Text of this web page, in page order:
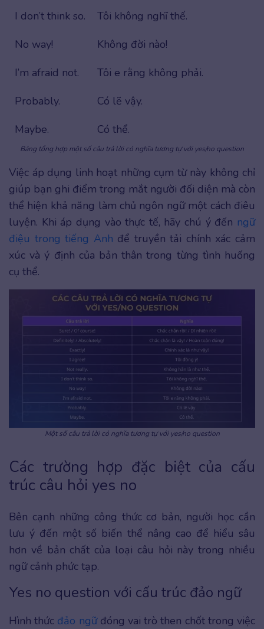
I don’t think so.
Tôi không nghĩ thế.
No way!
Không đời nào!
I’m afraid not.
Tôi e rằng không phải.
Probably.
Có lẽ vậy.
Maybe.
Có thể.
Bảng tổng hợp một số câu trả lời có nghĩa tương tự với yes/no question
Việc áp dụng linh hoạt những cụm từ này không chỉ
giúp bạn ghi điểm trong mắt người đối diện mà còn
thể hiện khả năng làm chủ ngôn ngữ một cách điêu
luyện. Khi áp dụng vào thực tế, hãy chú ý đến ngữ
điệu trong tiếng Anh để truyền tải chính xác cảm
xúc và ý định của bản thân trong từng tình huống
cụ thể.
Một số câu trả lời có nghĩa tương tự với yes/no question
Các trường hợp đặc biệt của cấu
trúc câu hỏi yes no
Bên cạnh những công thức cơ bản, người học cần
lưu ý đến một số biến thể nâng cao để hiểu sâu
hơn về bản chất của loại câu hỏi này trong nhiều
ngữ cảnh phức tạp.
Yes no question với cấu trúc đảo ngữ
Hình thức đảo ngữđóng vai trò then chốt trong việc